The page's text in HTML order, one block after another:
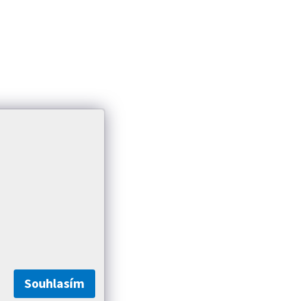
Souhlasím